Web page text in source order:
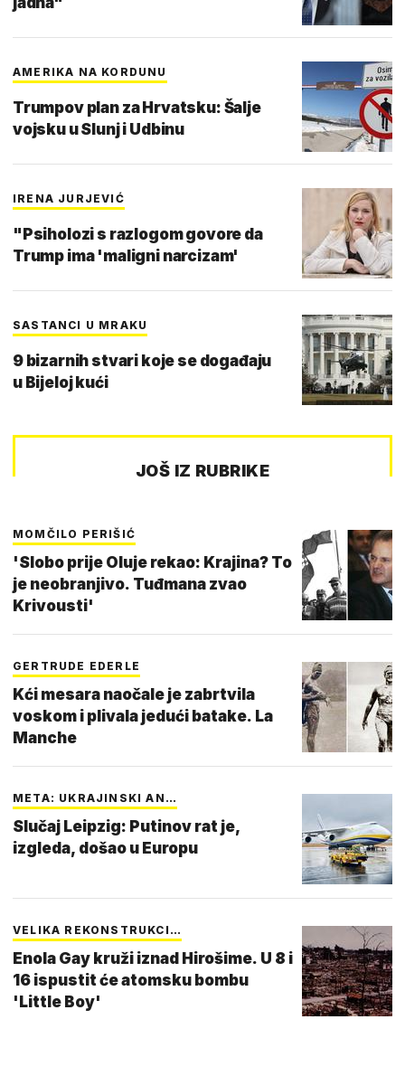
AMERIKA NA KORDUNU
Trumpov plan za Hrvatsku: Šalje
vojsku u Slunj i Udbinu
IRENA JURJEVIĆ
"Psiholozi s razlogom govore da
Trump ima 'maligni narcizam'
SASTANCI U MRAKU
9 bizarnih stvari koje se događaju
u Bijeloj kući
JOŠ IZ RUBRIKE
MOMČILO PERIŠIĆ
'Slobo prije Oluje rekao: Krajina? To
je neobranjivo. Tuđmana zvao
Krivousti'
GERTRUDE EDERLE
Kći mesara naočale je zabrtvila
voskom i plivala jedući batake. La
Manche
META: UKRAJINSKI AN…
Slučaj Leipzig: Putinov rat je,
izgleda, došao u Europu
VELIKA REKONSTRUKCI…
Enola Gay kruži iznad Hirošime. U 8 i
16 ispustit će atomsku bombu
'Little Boy'